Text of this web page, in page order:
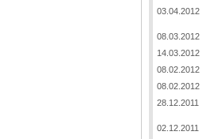
03.04.2012
08.03.2012
14.03.2012
08.02.2012
08.02.2012
28.12.2011
02.12.2011